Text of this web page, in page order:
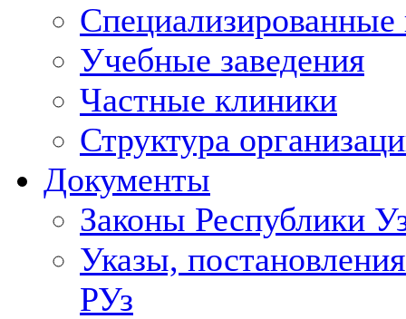
Учебные заведения
Частные клиники
Структура
Документы
Законы Республики
Указы,
РУз